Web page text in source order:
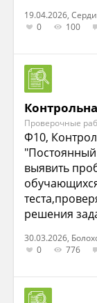
19.04.2026,
0
100
Проверочные
Ф10,
"Постоянный
выявить
решения
30.03.2026,
0
776